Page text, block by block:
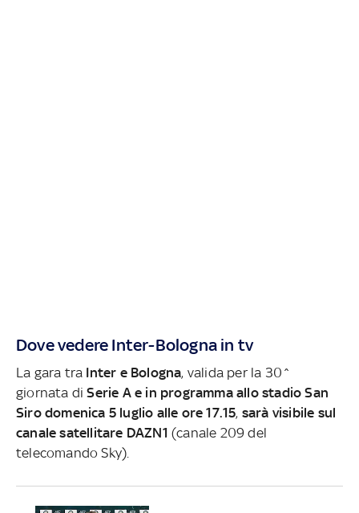
Dove vedere Inter-Bologna in tv
La gara tra Inter e Bologna, valida per la 30^
giornata diSerie A e in programma allo stadio San
Siro domenica 5 luglio alle ore 17.15, sarà visibile sul
canale satellitare DAZN1 (canale 209 del
telecomando Sky).